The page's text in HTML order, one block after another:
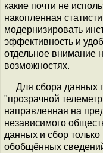
какие почти не
накопленная
модернизировать
эффективность и
отдельное внимание
возможностях.
Для сбора данных
"прозрачной
направленная на
независимого
данных и сбор
обобщённых